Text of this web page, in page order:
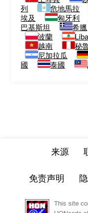
列
危地馬拉
埃及
匈牙利
巴基斯坦
希臘
波蘭
越南
秘
尼加拉瓜
國
泰國
来源
免责声明
This site